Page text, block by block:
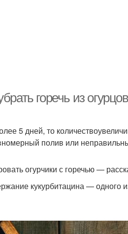
горечь из
5 дней, то
полив или
огурчики с горечью —
кукурбитацина — одного